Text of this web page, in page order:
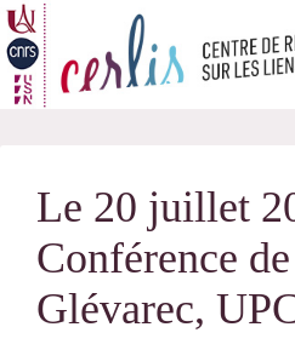
Passer
au
contenu
Le 20 juillet
Conférence
Glévarec,